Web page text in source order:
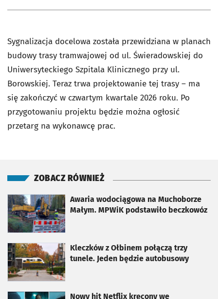
Sygnalizacja docelowa została przewidziana w planach
budowy trasy tramwajowej od ul. Świeradowskiej do
Uniwersyteckiego Szpitala Klinicznego przy ul.
Borowskiej. Teraz trwa projektowanie tej trasy – ma
się zakończyć w czwartym kwartale 2026 roku. Po
przygotowaniu projektu będzie można ogłosić
przetarg na wykonawcę prac.
ZOBACZ RÓWNIEŻ
Awaria wodociągowa na Muchoborze
Małym. MPWiK podstawiło beczkowóz
otworzy się w nowej karcie
Kleczków z Ołbinem połączą trzy
tunele. Jeden będzie autobusowy
otworzy się w nowej karcie
Nowy hit Netflix kręcony we
otworzy się w nowej karcie